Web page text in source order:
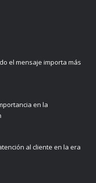
el mensaje importa más
en la
al cliente en la era